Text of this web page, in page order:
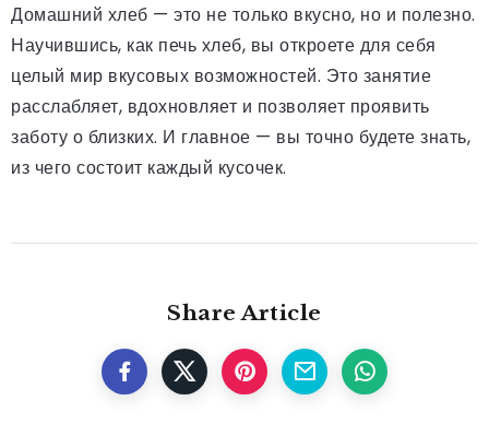
Домашний хлеб — это не только вкусно, но и полезно.
Научившись, как печь хлеб, вы откроете для себя
целый мир вкусовых возможностей. Это занятие
расслабляет, вдохновляет и позволяет проявить
заботу о близких. И главное — вы точно будете знать,
из чего состоит каждый кусочек.
Share Article